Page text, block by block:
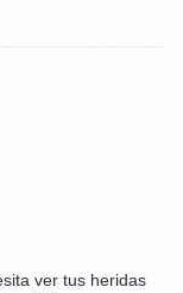
ver tus heridas